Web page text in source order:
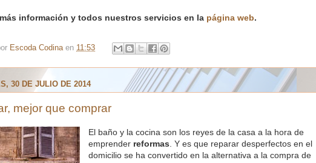
información y todos nuestros servicios en la página web.
Escoda Codina en 11:53
30 DE JULIO DE 2014
mejor que comprar
El baño y la cocina son los reyes de la casa a la hora de
emprender reformas. Y es que reparar desperfectos en el
domicilio se ha convertido en la alternativa a la compra de